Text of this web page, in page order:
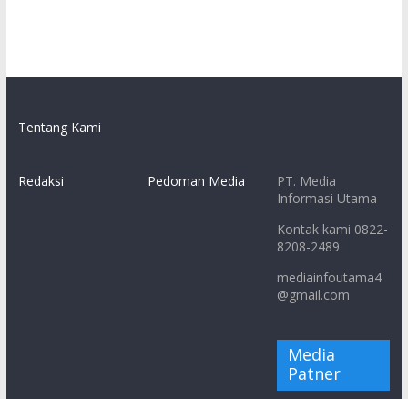
Tentang Kami
Redaksi Pedoman Media
PT. Media
Informasi Utama
Kontak kami 0822-
8208-2489
mediainfoutama4
@gmail.com
Media
Patner